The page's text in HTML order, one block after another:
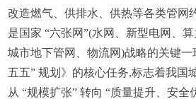
改造燃气、供排水、供热等各类管网
是国家 “六张网”(水网、新型电网、
城市地下管网、物流网)战略的关键一
五五” 规划》的核心任务,标志着我国
从 “规模扩张” 转向 “质量提升、安全